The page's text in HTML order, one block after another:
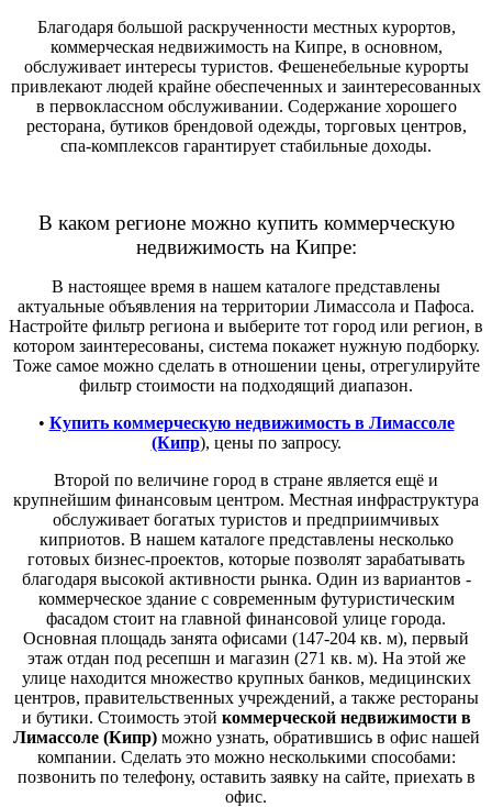
Благодаря большой раскрученности местных курортов,
коммерческая недвижимость на Кипре, в основном,
обслуживает интересы туристов. Фешенебельные курорты
привлекают людей крайне обеспеченных и заинтересованных
в первоклассном обслуживании. Содержание хорошего
ресторана, бутиков брендовой одежды, торговых центров,
спа-комплексов гарантирует стабильные доходы.
В каком регионе можно купить коммерческую
недвижимость на Кипре:
В настоящее время в нашем каталоге представлены
актуальные объявления на территории Лимассола и Пафоса.
Настройте фильтр региона и выберите тот город или регион, в
котором заинтересованы, система покажет нужную подборку.
Тоже самое можно сделать в отношении цены, отрегулируйте
фильтр стоимости на подходящий диапазон.
• Купить коммерческую недвижимость в Лимассоле
(Кипр), цены по запросу.
Второй по величине город в стране является ещё и
крупнейшим финансовым центром. Местная инфраструктура
обслуживает богатых туристов и предприимчивых
киприотов. В нашем каталоге представлены несколько
готовых бизнес-проектов, которые позволят зарабатывать
благодаря высокой активности рынка. Один из вариантов -
коммерческое здание с современным футуристическим
фасадом стоит на главной финансовой улице города.
Основная площадь занята офисами (147-204 кв. м), первый
этаж отдан под ресепшн и магазин (271 кв. м). На этой же
улице находится множество крупных банков, медицинских
центров, правительственных учреждений, а также рестораны
и бутики. Стоимость этой коммерческой недвижимости в
Лимассоле (Кипр)можно узнать, обратившись в офис нашей
компании. Сделать это можно несколькими способами:
позвонить по телефону, оставить заявку на сайте, приехать в
офис.